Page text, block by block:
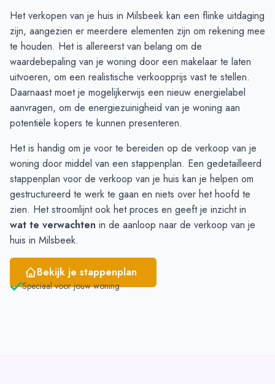
Augustus
8
September
8
7
Oktober
4
November
December
6
Januari
6
4
Februari
6
4
Maart
7
4
Mei
5
7
Juni
5 11
Het verkopen van je huis in Milsbeek kan een flinke uitdaging
zijn, aangezien er meerdere elementen zijn om rekening mee
te houden. Het is allereerst van belang om de
waardebepaling van je woning door een makelaar te laten
uitvoeren, om een realistische verkoopprijs vast te stellen.
Daarnaast moet je mogelijkerwijs een nieuw energielabel
aanvragen, om de energiezuinigheid van je woning aan
potentiële kopers te kunnen presenteren.
Het is handig om je voor te bereiden op de verkoop van je
woning door middel van een stappenplan. Een gedetailleerd
stappenplan voor de verkoop van je huis kan je helpen om
gestructureerd te werk te gaan en niets over het hoofd te
zien. Het stroomlijnt ook het proces en geeft je inzicht in
wat te verwachten in de aanloop naar de verkoop van je
huis in Milsbeek.
Bekijk je stappenplan
Speciaal voor jouw woning